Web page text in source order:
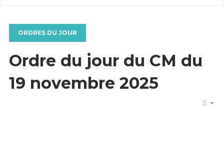
ORDRES DU JOUR
Ordre du jour du CM du
19 novembre 2025